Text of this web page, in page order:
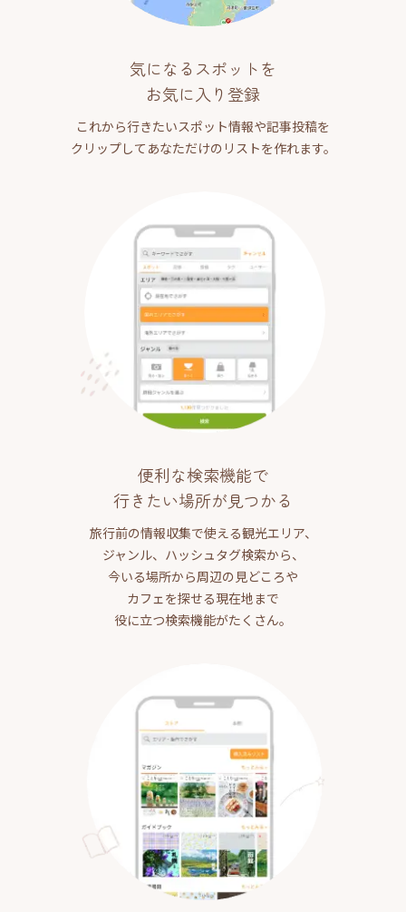
気になるスポットを
お気に入り登録
これから行きたいスポット情報や記事投稿を
クリップしてあなただけのリストを作れます。
便利な検索機能で
行きたい場所が見つかる
旅行前の情報収集で使える観光エリア、
ジャンル、ハッシュタグ検索から、
今いる場所から周辺の見どころや
カフェを探せる現在地まで
役に立つ検索機能がたくさん。